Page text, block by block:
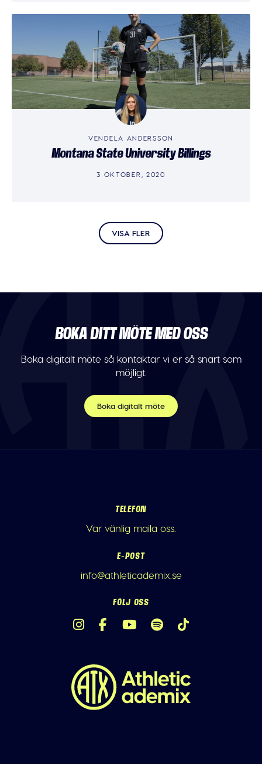
VENDELA ANDERSSON
Montana State University Billings
3 OKTOBER, 2020
VISA FLER
BOKA DITT MÖTE MED OSS
Boka digitalt möte så kontaktar vi er så snart som
möjligt.
Boka digitalt möte
TELEFON
Var vänlig maila oss.
E-POST
info@athleticademix.se
FÖLJ OSS